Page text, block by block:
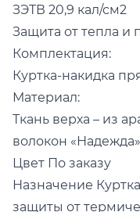
ЗЭТВ 20,9 кал/см2
Защита от тепла и
Комплектация:
Куртка-накидка
Материал:
Ткань верха – из
волокон
Цвет По заказу
Назначение
защиты от